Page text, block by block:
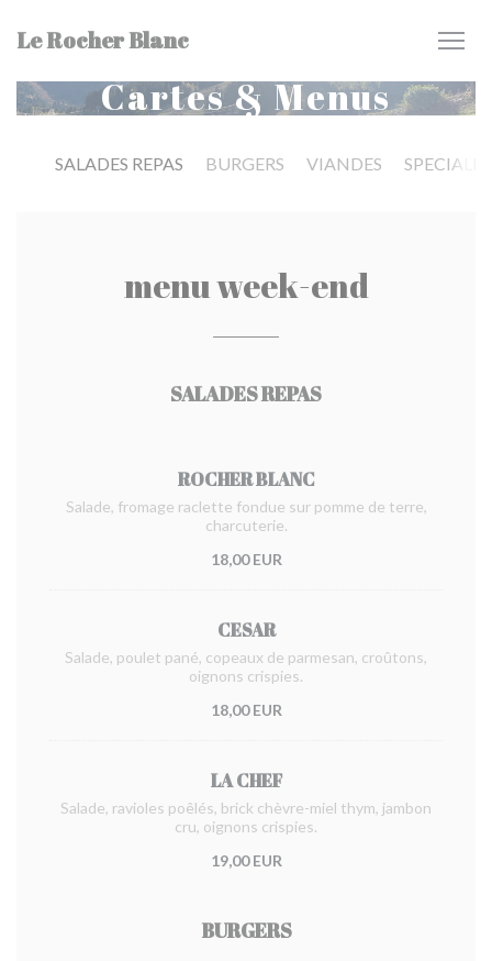
Le Rocher Blanc
Cartes & Menus
SALADES REPAS BURGERS VIANDES
menu week-end
SALADES REPAS
ROCHER BLANC
Salade, fromage raclette fondue sur pomme de terre,
charcuterie.
18,00 EUR
CESAR
Salade, poulet pané, copeaux de parmesan, croûtons,
oignons crispies.
18,00 EUR
LA CHEF
Salade, ravioles poêlés, brick chèvre-miel thym, jambon
cru, oignons crispies.
19,00 EUR
BURGERS